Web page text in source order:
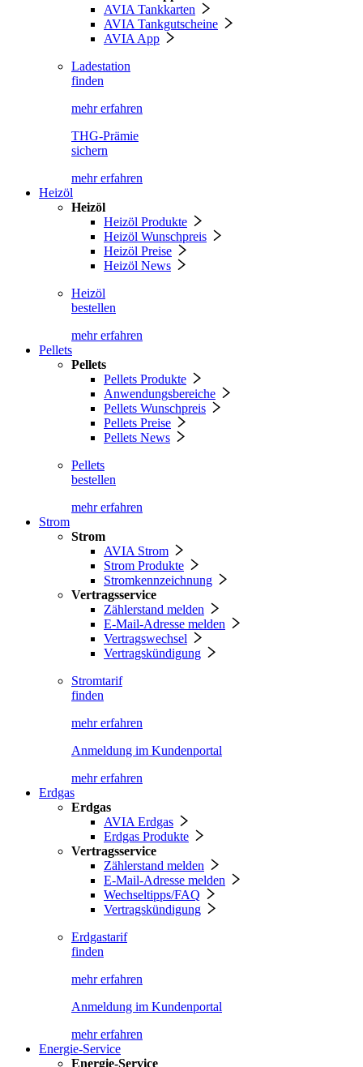
AVIA Tankkarten
AVIA Tankgutscheine
AVIA App
Ladestation
finden
mehr erfahren
THG-Prämie
sichern
mehr erfahren
Heizöl
Heizöl
Heizöl Produkte
Heizöl Wunschpreis
Heizöl Preise
Heizöl News
Heizöl
bestellen
mehr erfahren
Pellets
Pellets
Pellets Produkte
Anwendungsbereiche
Pellets Wunschpreis
Pellets Preise
Pellets News
Pellets
bestellen
mehr erfahren
Strom
Strom
AVIA Strom
Strom Produkte
Stromkennzeichnung
Vertragsservice
Zählerstand melden
E-Mail-Adresse melden
Vertragswechsel
Vertragskündigung
Stromtarif
finden
mehr erfahren
Anmeldung im Kundenportal
mehr erfahren
Erdgas
Erdgas
AVIA Erdgas
Erdgas Produkte
Vertragsservice
Zählerstand melden
E-Mail-Adresse melden
Wechseltipps/FAQ
Vertragskündigung
Erdgastarif
finden
mehr erfahren
Anmeldung im Kundenportal
mehr erfahren
Energie-Service
Energie-Service